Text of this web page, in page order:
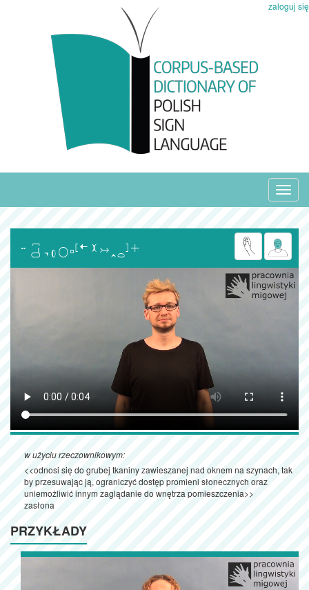
zaloguj się

w użyciu rzeczownikowym:
<<odnosi się do grubej tkaniny zawieszanej nad oknem na szynach, tak
by przesuwając ją, ograniczyć dostęp promieni słonecznych oraz
uniemożliwić innym zaglądanie do wnętrza pomieszczenia>>
zasłona
PRZYKŁADY